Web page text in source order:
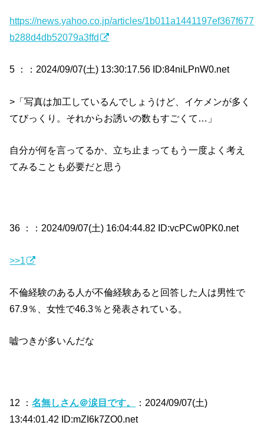
https://news.yahoo.co.jp/articles/1b011a1441197ef367f677
b288d4db52079a3ffd
5 ： ：2024/09/07(土) 13:30:17.56 ID:84niLPnW0.net
>「写真は加工しているんでしょうけど、イケメンが多く
てびっくり。それからお誘いの数もすごくて…」
自分が何を言ってるか、立ち止まってもう一度よく考え
てみることも必要だと思う
36 ： ：2024/09/07(土) 16:04:44.82 ID:vcPCw0PK0.net
>>1
不倫経験のある人が不倫経験あると回答した人は男性で
67.9％、女性で46.3％と発表されている。
嘘つきが多いんだな
12 ：名無しさん＠涙目です。
：2024/09/07(土)
13:44:01.42 ID:mZI6k7ZO0.net